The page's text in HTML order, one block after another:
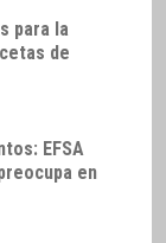
para la
de
EFSA
en